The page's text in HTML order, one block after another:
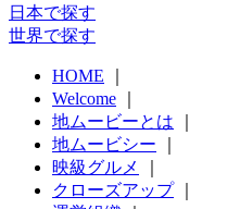
日本で探す
世界で探す
HOME
Welcome
地ムービーとは
地ムービシー
映級グルメ
クローズアップ｜